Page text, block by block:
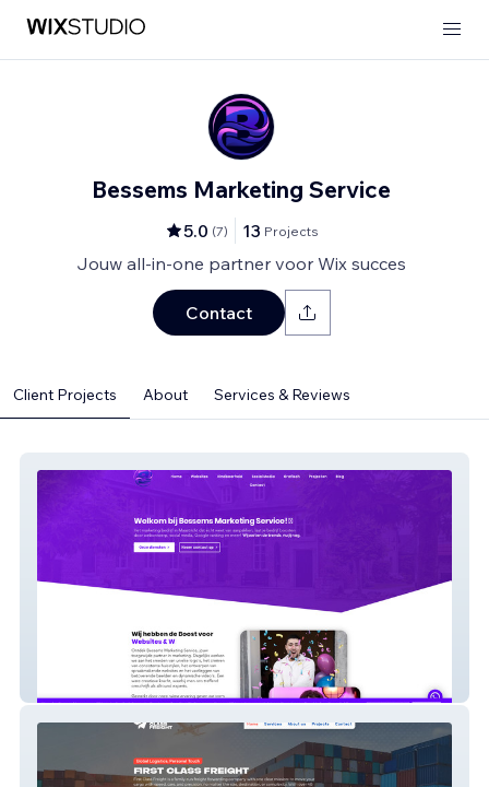
Bessems Marketing Service
5.0 (7) 13 Projects
Jouw all-in-one partner voor Wix succes
Contact
Client Projects About Services & Reviews
Bessems Marketing Service